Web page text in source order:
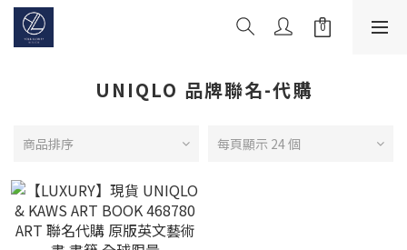
UNIQLO 品牌聯名-代購
商品排序 每頁顯示 24 個